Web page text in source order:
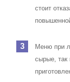
стоит
Меню при
сырые, так